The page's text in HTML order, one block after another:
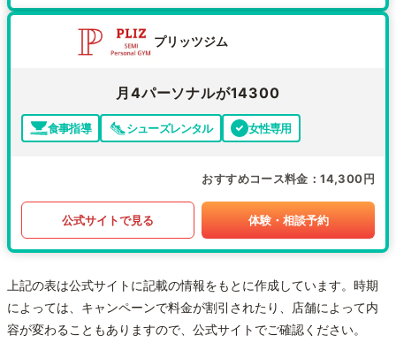
プリッツジム
月4パーソナルが14300
食事指導 シューズレンタル 女性専用
おすすめコース料金 14,300円
公式サイトで見る 体験・相談予約
上記の表は公式サイトに記載の情報をもとに作成しています。時期
によっては、キャンペーンで料金が割引されたり、店舗によって内
容が変わることもありますので、公式サイトでご確認ください。